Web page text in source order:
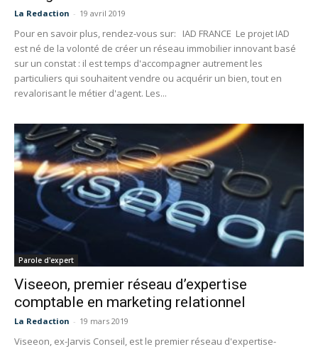
La Redaction - 19 avril 2019
Pour en savoir plus, rendez-vous sur: IAD FRANCE Le projet IAD
est né de la volonté de créer un réseau immobilier innovant basé
sur un constat : il est temps d'accompagner autrement les
particuliers qui souhaitent vendre ou acquérir un bien, tout en
revalorisant le métier d'agent. Les...
Parole d'expert
Viseeon, premier réseau d’expertise
comptable en marketing relationnel
La Redaction - 19 mars 2019
Viseeon, ex-Jarvis Conseil, est le premier réseau d'expertise-